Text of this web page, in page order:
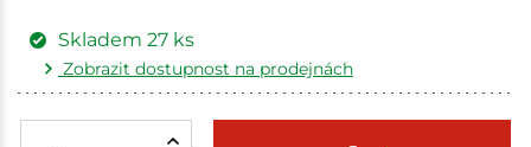
Skladem 27 ks
Zobrazit dostupnost na prodejnách